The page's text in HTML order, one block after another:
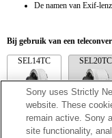
De namen van Exif-
Bij gebruik van een
SEL14TC SEL20TC
SEL14TC
Sony uses Strictly
website. These
remain active. Sony
site functionality,